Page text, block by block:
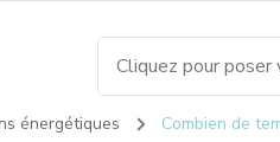
énergétiques Combien de